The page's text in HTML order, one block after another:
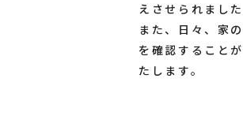
えさせられました
また、日々、家
を確認すること
たします。